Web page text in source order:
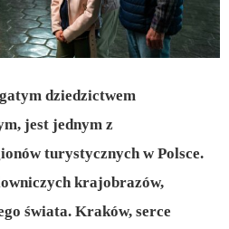
dziedzictwem
jest jednym z
turystycznych w Polsce.
krajobrazów,
świata. Kraków, serce